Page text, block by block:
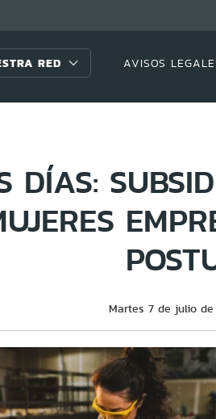
RED AVISOS
DÍAS:
Martes 7 de julio de